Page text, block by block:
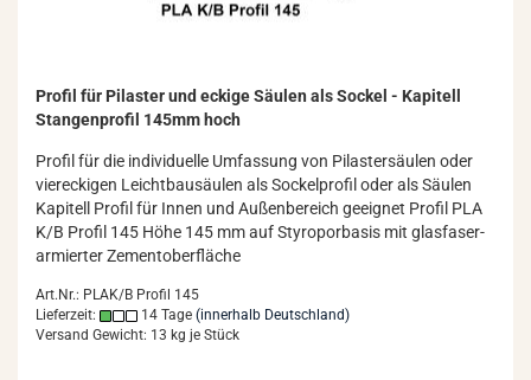
Pro­fil für Pi­las­ter und ecki­ge Säu­len als So­ckel - Ka­pi­tell
Stan­gen­pro­fil 145mm hoch
Pro­fil für die in­di­vi­du­el­le Um­fas­sung von Pi­las­ter­säu­len oder
vier­ecki­gen Leicht­bau­säu­len als So­ckel­pro­fil oder als Säu­len
Ka­pi­tell Pro­fil für Innen und Au­ßen­be­reich ge­eig­net Pro­fil PLA
K/B Pro­fil 145 Höhe 145 mm auf Sty­ro­por­ba­sis mit glas­fa­ser­
ar­mier­ter Ze­ment­ober­flä­che
Art.Nr.: PLAK/B Profil 145
Lieferzeit:
14 Tage (innerhalb Deutschland)
Versand Gewicht: 13 kg je Stück